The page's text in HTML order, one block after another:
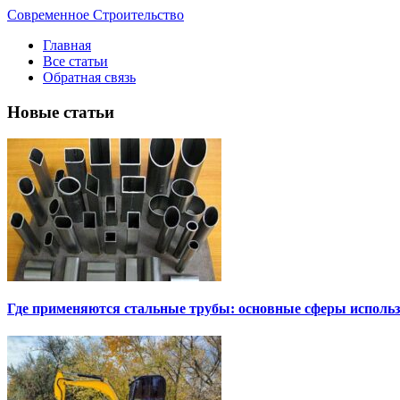
Современное Строительство
Главная
Все статьи
Обратная связь
Новые статьи
Где применяются стальные трубы: основные сферы